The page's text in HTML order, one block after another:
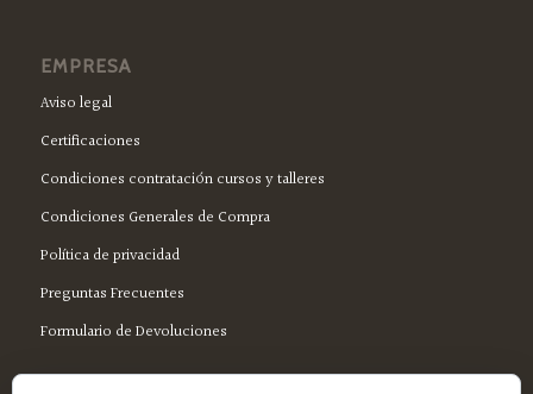
EMPRESA
Aviso legal
Certificaciones
Condiciones contratación cursos y talleres
Condiciones Generales de Compra
Política de privacidad
Preguntas Frecuentes
Formulario de Devoluciones